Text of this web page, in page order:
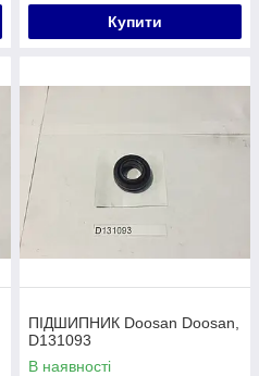
Купити
ПІДШИПНИК Doosan Doosan,
D131093
В наявності